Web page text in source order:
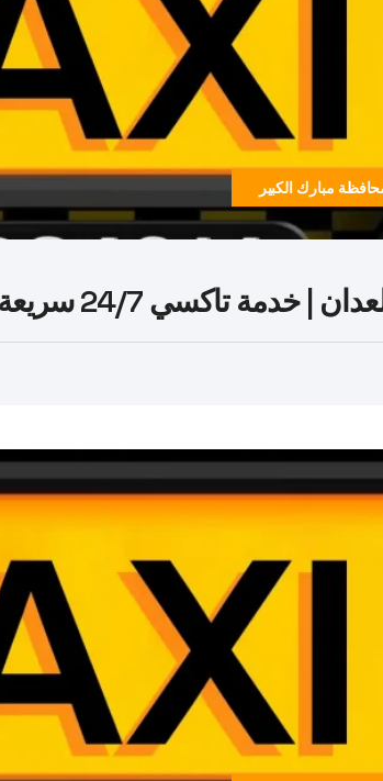
مبارك الكبير
24/7 سريعة وآمنة في الكويت